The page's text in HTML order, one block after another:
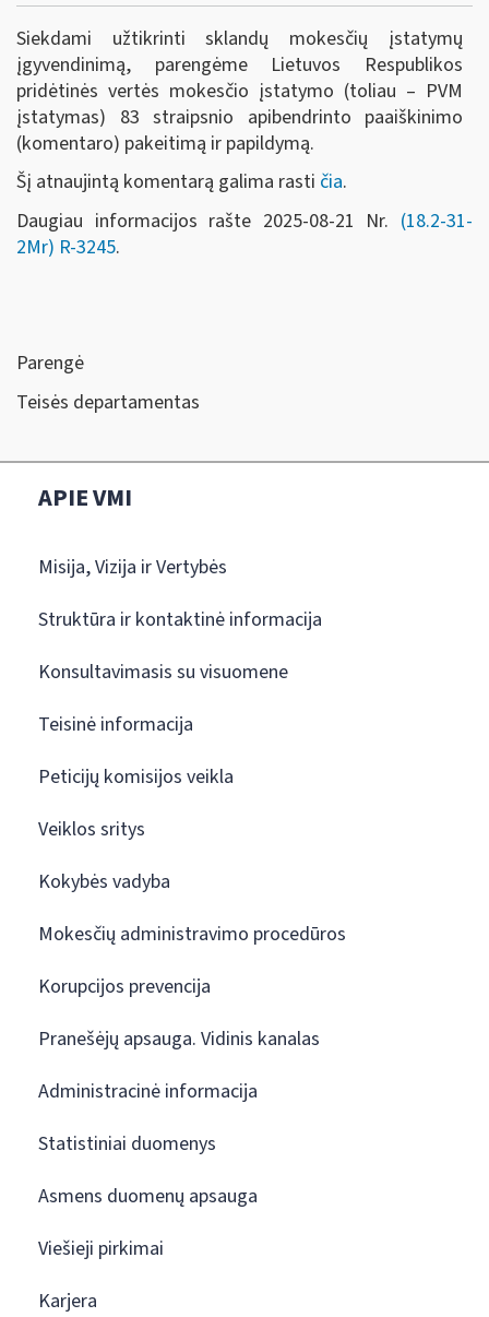
Siekdami užtikrinti sklandų mokesčių įstatymų
įgyvendinimą, parengėme Lietuvos Respublikos
pridėtinės vertės mokesčio įstatymo (toliau – PVM
įstatymas) 83 straipsnio apibendrinto paaiškinimo
(komentaro) pakeitimą ir papildymą.
Šį atnaujintą komentarą galima rasti čia.
Daugiau informacijos rašte 2025-08-21 Nr. (18.2-31-
2Mr) R-3245.
Parengė
Teisės departamentas
APIE VMI
Misija, Vizija ir Vertybės
Struktūra ir kontaktinė informacija
Konsultavimasis su visuomene
Teisinė informacija
Peticijų komisijos veikla
Veiklos sritys
Kokybės vadyba
Mokesčių administravimo procedūros
Korupcijos prevencija
Pranešėjų apsauga. Vidinis kanalas
Administracinė informacija
Statistiniai duomenys
Asmens duomenų apsauga
Viešieji pirkimai
Karjera